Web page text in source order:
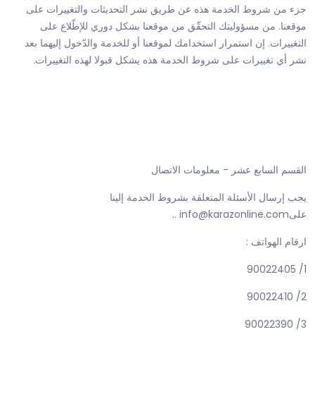
جزء من شروط الخدمة هذه عن طريق نشر التحديثات والتغييرات على
موقعنا. من مسؤوليتك التحقّق من موقعنا بشكل دوري للإطّلاع على
التغييرات. إن استمرار استخدامك لموقعنا أو للخدمة والدّخول إليهما بعد
نشر أي تغييرات على شروط الخدمة هذه يشكل قبولا لهذه التغييرات.
القسم السابع عشر - معلومات الاتصال
يجب إرسال الأسئلة المتعلقة بشروط الخدمة إلينا
علىinfo@karazonline.com ..
ارقام الهواتف :
1/ 90022405
2/ 90022410
3/ 90022390